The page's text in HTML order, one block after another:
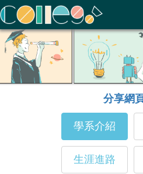
ColleGo! 大學選才與高中育才輔助系
分享網
學系介紹
生涯進路